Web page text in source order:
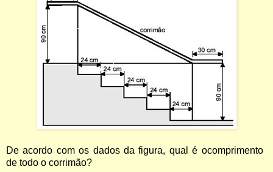
De acordo com os dados da figura, qual é ocomprimento
de todo o corrimão?